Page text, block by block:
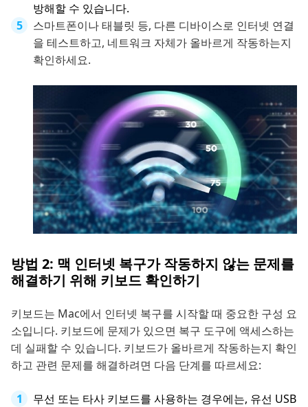
방해할 수 있습니다.
스마트폰이나 태블릿 등, 다른 디바이스로 인터넷 연결
을 테스트하고, 네트워크 자체가 올바르게 작동하는지
확인하세요.
방법 2: 맥 인터넷 복구가 작동하지 않는 문제를
해결하기 위해 키보드 확인하기
키보드는 Mac에서 인터넷 복구를 시작할 때 중요한 구성 요
소입니다. 키보드에 문제가 있으면 복구 도구에 액세스하는
데 실패할 수 있습니다. 키보드가 올바르게 작동하는지 확인
하고 관련 문제를 해결하려면 다음 단계를 따르세요:
무선 또는 타사 키보드를 사용하는 경우에는, 유선 USB